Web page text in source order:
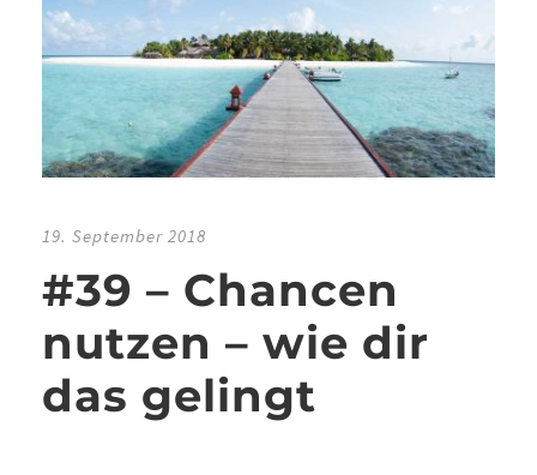
19. September 2018
#39 – Chancen
nutzen – wie dir
das gelingt